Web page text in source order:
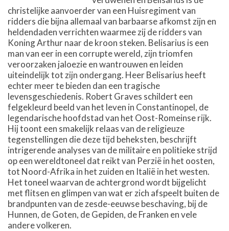
christelijke aanvoerder van een Huisregiment van
ridders die bijna allemaal van barbaarse afkomst zijn en
heldendaden verrichten waarmee zij de ridders van
Koning Arthur naar de kroon steken. Belisarius is een
man van eer in een corrupte wereld, zijn triomfen
veroorzaken jaloezie en wantrouwen en leiden
uiteindelijk tot zijn ondergang. Heer Belisarius heeft
echter meer te bieden dan een tragische
levensgeschiedenis. Robert Graves schildert een
felgekleurd beeld van het leven in Constantinopel, de
legendarische hoofdstad van het Oost-Romeinse rijk.
Hij toont een smakelijk relaas van de religieuze
tegenstellingen die deze tijd beheksten, beschrijft
intrigerende analyses van de militaire en politieke strijd
op een wereldtoneel dat reikt van Perzië in het oosten,
tot Noord-Afrika in het zuiden en Italië in het westen.
Het toneel waarvan de achtergrond wordt bijgelicht
met flitsen en glimpen van wat er zich afspeelt buiten de
brandpunten van de zesde-eeuwse beschaving, bij de
Hunnen, de Goten, de Gepiden, de Franken en vele
andere volkeren.